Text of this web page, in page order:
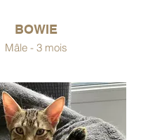
BOWIE
Mâle - 3 mois